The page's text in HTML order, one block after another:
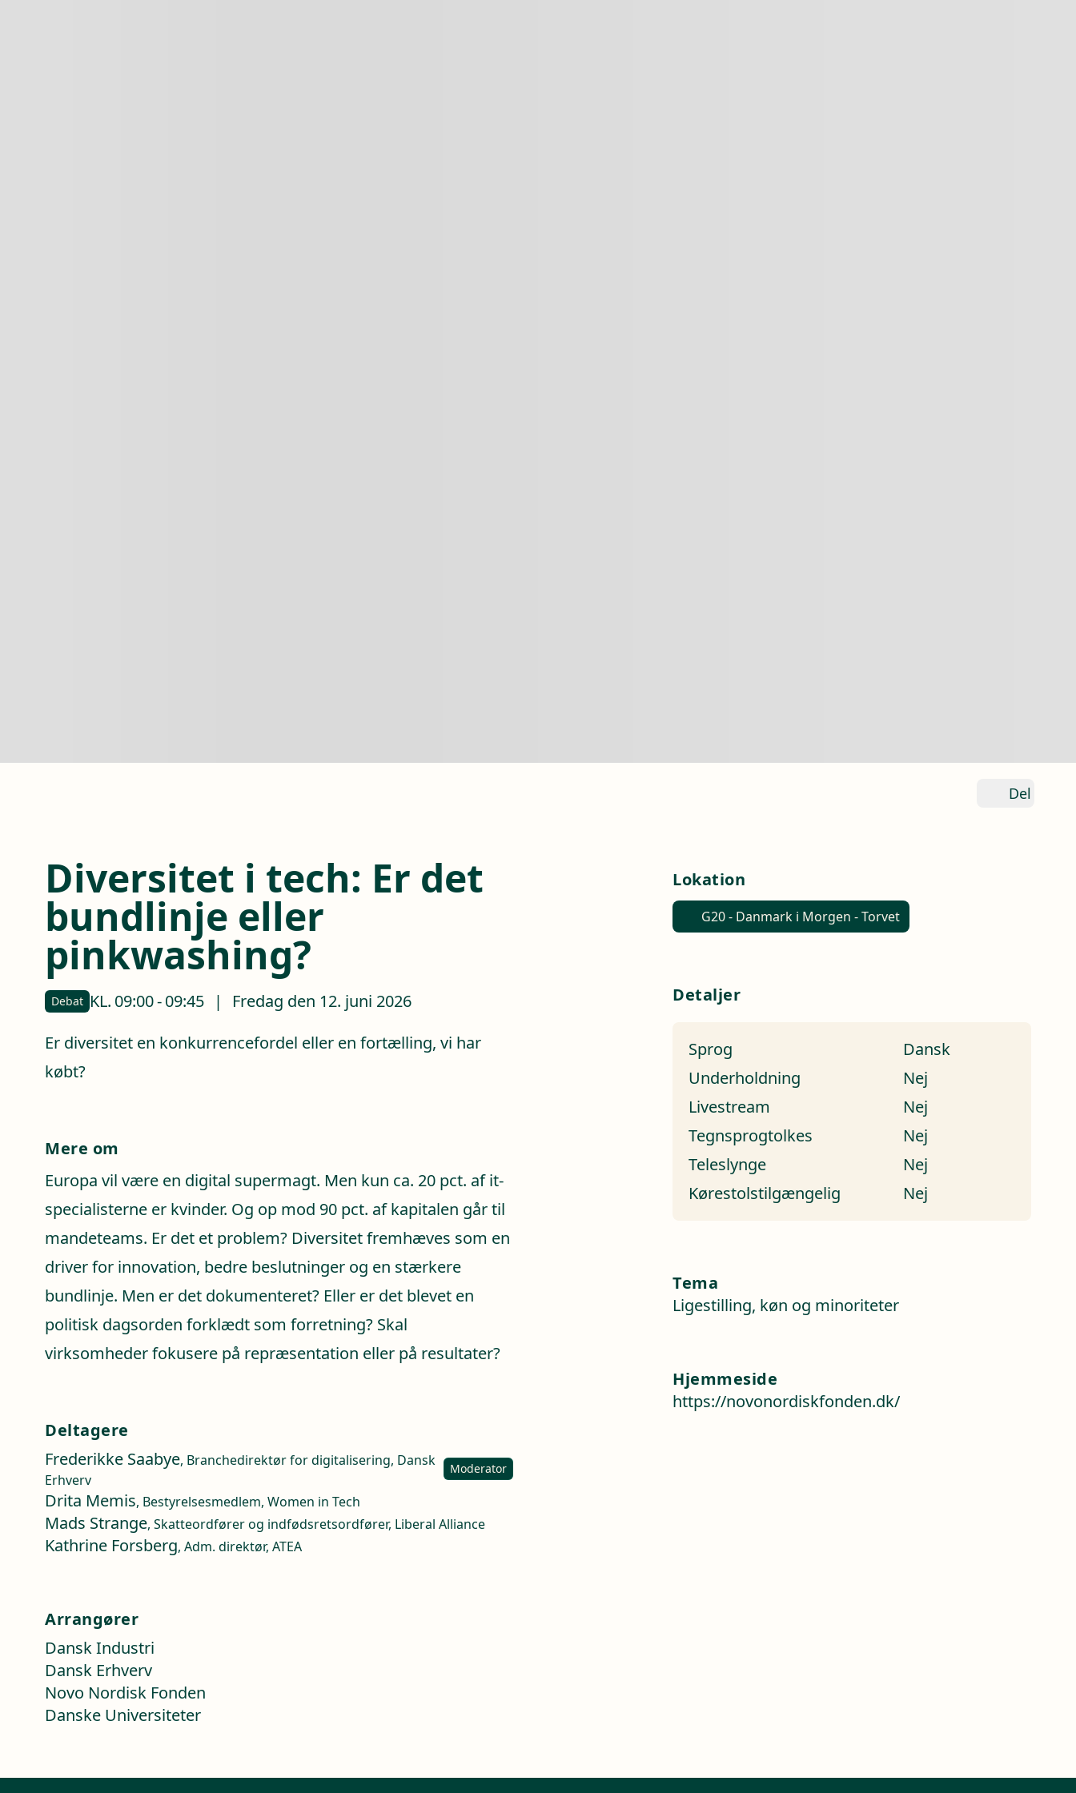
Del
Diversitet i tech: Er det
bundlinje eller
pinkwashing?
Debat KL. 09:00-09:45 |
Fredag den 12. juni 2026
Er diversitet en konkurrencefordel eller en fortælling, vi har
købt?
Mere om
Europa vil være en digital supermagt. Men kun ca. 20 pct. af it-
specialisterne er kvinder. Og op mod 90 pct. af kapitalen går til
mandeteams. Er det et problem? Diversitet fremhæves som en
driver for innovation, bedre beslutninger og en stærkere
bundlinje. Men er det dokumenteret? Eller er det blevet en
politisk dagsorden forklædt som forretning? Skal
virksomheder fokusere på repræsentation eller på resultater?
Deltagere
Frederikke Saabye, Branchedirektør for digitalisering, Dansk
Erhverv
Moderator
Drita Memis, Bestyrelsesmedlem, Women in Tech
Mads Strange, Skatteordfører og indfødsretsordfører, Liberal Alliance
Kathrine Forsberg, Adm. direktør, ATEA
Arrangører
Dansk Industri
Dansk Erhverv
Novo Nordisk Fonden
Danske Universiteter
Lokation
G20 - Danmark i Morgen - Torvet
Detaljer
Sprog
Dansk
Underholdning
Nej
Livestream
Nej
Tegnsprogtolkes
Nej
Teleslynge
Nej
Kørestolstilgængelig
Nej
Tema
Ligestilling, køn og minoriteter
Hjemmeside
https://novonordiskfonden.dk/